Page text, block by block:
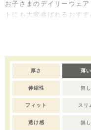
お子さまのデイリーウェ
トにも大変喜ばれるおす
より良い繊維で作られた
※サイズによって仕様が異
80-110サイズ：アームホ
ボタン無し。
※撮影･モニター環境等に
場合がございます。
厚さ 薄い
伸縮性 無し
フィット スリ
透け感 無し